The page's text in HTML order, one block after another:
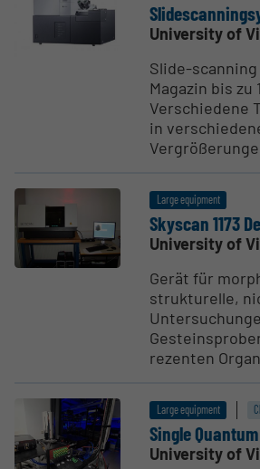
University of
Slide-
Magazin bis zu
Verschiedene
in
Large equipment
Skyscan 1173
University of
Gerät für
strukturelle,
rezenten
Large equipment
Single Quantum
University of